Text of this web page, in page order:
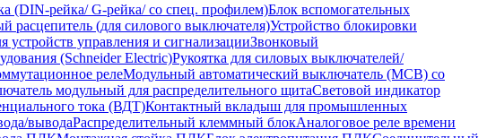
(DIN-рейка/ G-рейка/ со спец. профилем)Блок вспомогательных
расцепитель (для силового выключателя)Устройство блокировки
управления и сигнализацииЗвонковый
(Schneider Electric)Рукоятка для силовых выключателей/
релеМодульный автоматический выключатель (MCB) со
модульный для распределительного щитаСветовой индикатор
тока (ВДТ)Контактный вкладыш для промышленных
выводаРаспределительный клеммный блокАналоговое реле времени